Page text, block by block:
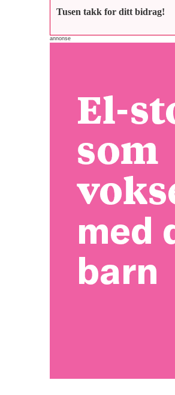
Tusen takk for ditt bidrag!
annonse